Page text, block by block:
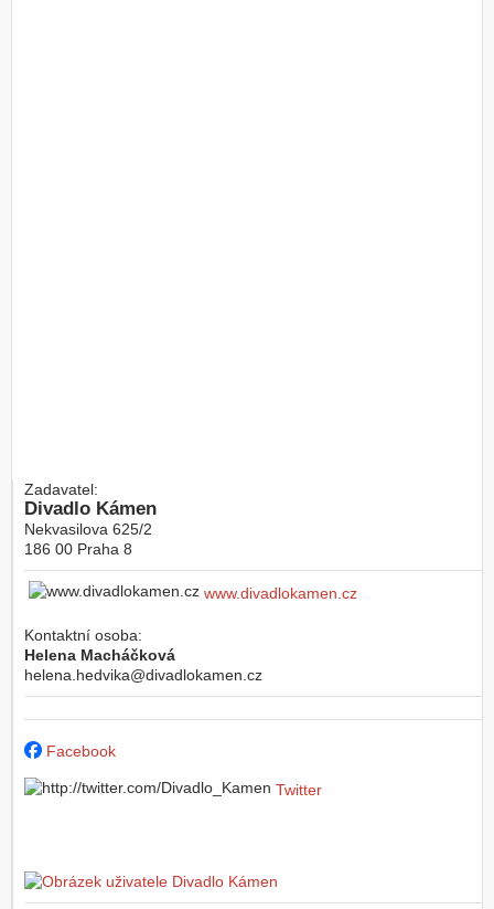
Zadavatel:
Divadlo Kámen
Nekvasilova 625/2
186 00 Praha 8
www.divadlokamen.cz
Kontaktní osoba:
Helena Macháčková
helena.hedvika@divadlokamen.cz
Facebook
Twitter